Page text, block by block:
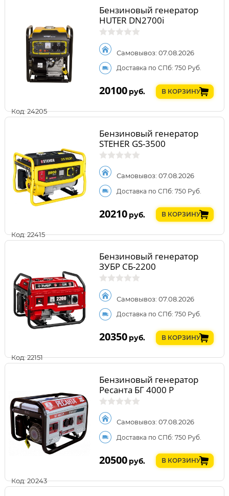
Код: 24205
Бензиновый генератор
HUTER DN2700i
Самовывоз: 07.08.2026
Доставка по СПб: 750 Руб.
20100 руб. В КОРЗИНУ
Код: 22415
Бензиновый генератор
STEHER GS-3500
Самовывоз: 07.08.2026
Доставка по СПб: 750 Руб.
20210 руб. В КОРЗИНУ
Код: 22151
Бензиновый генератор
ЗУБР СБ-2200
Самовывоз: 07.08.2026
Доставка по СПб: 750 Руб.
20350 руб. В КОРЗИНУ
Код: 20243
Бензиновый генератор
Ресанта БГ 4000 Р
Самовывоз: 07.08.2026
Доставка по СПб: 750 Руб.
20500 руб. В КОРЗИНУ